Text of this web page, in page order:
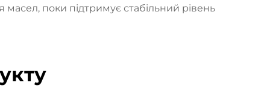
поки підтримує стабільний рівень